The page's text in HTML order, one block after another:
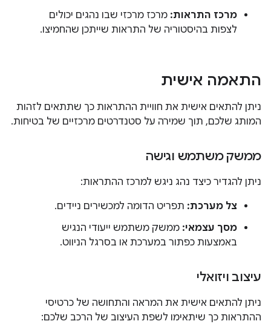
מרכז התראות: מרכז מרכזי שבו נהגים יכולים
לצפות בהיסטוריה של התראות שייתכן שהחמיצו.
התאמה אישית
ניתן להתאים אישית את חוויית ההתראות כך שתתאים לזהות
המותג שלכם, תוך שמירה על סטנדרטים מרכזיים של בטיחות.
ממשק משתמש וגישה
ניתן להגדיר כיצד נהג ניגש למרכז ההתראות:
צל מערכת: תפריט הדומה למכשירים ניידים.
מסך עצמאי: ממשק משתמש ייעודי הנגיש
באמצעות כפתור במערכת או בסרגל הניווט.
עיצוב ויזואלי
ניתן להתאים אישית את המראה והתחושה של כרטיסי
ההתראות כך שיתאימו לשפת העיצוב של הרכב שלכם: